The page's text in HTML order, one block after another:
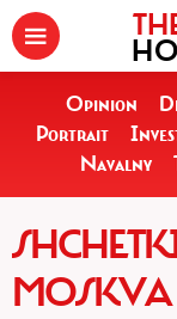
Opinion
Portrait
Navalny
MOSKVA